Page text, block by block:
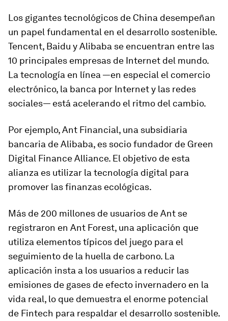
Los gigantes tecnológicos de China desempeñan
un papel fundamental en el desarrollo sostenible.
Tencent, Baidu y Alibaba se encuentran entre las
10 principales empresas de Internet del mundo.
La tecnología en línea —en especial el comercio
electrónico, la banca por Internet y las redes
sociales— está acelerando el ritmo del cambio.
Por ejemplo, Ant Financial, una subsidiaria
bancaria de Alibaba, es socio fundador de Green
Digital Finance Alliance. El objetivo de esta
alianza es utilizar la tecnología digital para
promover las finanzas ecológicas.
Más de 200 millones de usuarios de Ant se
registraron en Ant Forest, una aplicación que
utiliza elementos típicos del juego para el
seguimiento de la huella de carbono. La
aplicación insta a los usuarios a reducir las
emisiones de gases de efecto invernadero en la
vida real, lo que demuestra el enorme potencial
de Fintech para respaldar el desarrollo sostenible.